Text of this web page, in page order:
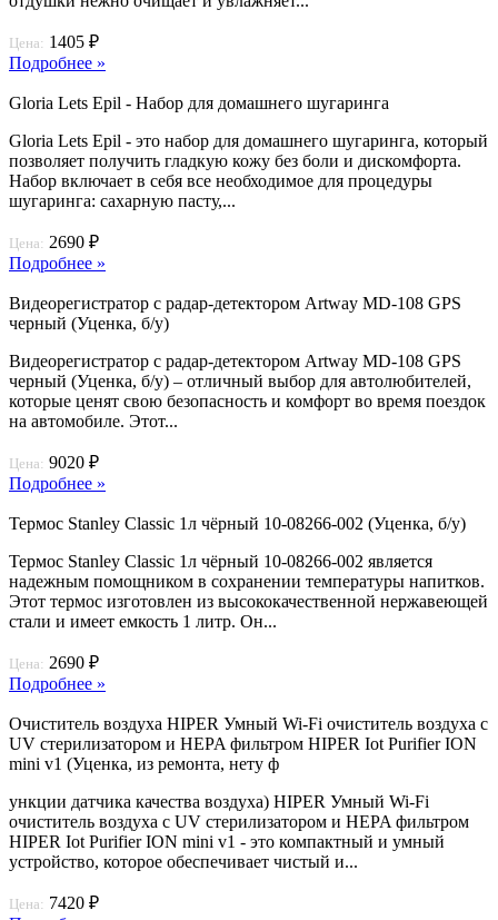
Цена: 1405 ₽
Подробнее »
Gloria Lets Epil - Набор для домашнего шугаринга
Gloria Lets Epil - это набор для домашнего шугаринга, который
позволяет получить гладкую кожу без боли и дискомфорта.
Набор включает в себя все необходимое для процедуры
шугаринга: сахарную пасту,...
Цена: 2690 ₽
Подробнее »
Видеорегистратор с радар-детектором Artway MD-108 GPS
черный (Уценка, б/у)
Видеорегистратор с радар-детектором Artway MD-108 GPS
черный (Уценка, б/у) – отличный выбор для автолюбителей,
которые ценят свою безопасность и комфорт во время поездок
на автомобиле. Этот...
Цена: 9020 ₽
Подробнее »
Термос Stanley Classic 1л чёрный 10-08266-002 (Уценка, б/у)
Термос Stanley Classic 1л чёрный 10-08266-002 является
надежным помощником в сохранении температуры напитков.
Этот термос изготовлен из высококачественной нержавеющей
стали и имеет емкость 1 литр. Он...
Цена: 2690 ₽
Подробнее »
Очиститель воздуха HIPER Умный Wi-Fi очиститель воздуха с
UV стерилизатором и HEPA фильтром HIPER Iot Purifier ION
mini v1 (Уценка, из ремонта, нету ф
ункции датчика качества воздуха) HIPER Умный Wi-Fi
очиститель воздуха с UV стерилизатором и HEPA фильтром
HIPER Iot Purifier ION mini v1 - это компактный и умный
устройство, которое обеспечивает чистый и...
Цена: 7420 ₽